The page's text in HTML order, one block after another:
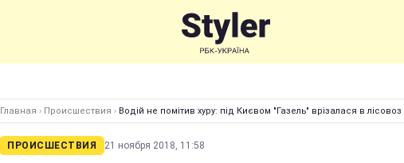
Главная › Происшествия › Водій не помітив хуру: під Києвом "Газель" врізалася в лісовоз
ПРОИСШЕСТВИЯ 21 ноября 2018, 11:58